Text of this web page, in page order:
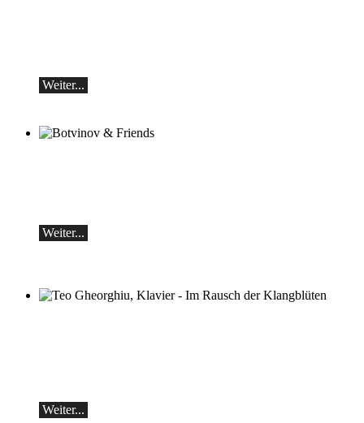
Weiter...
Weiter...
Weiter...